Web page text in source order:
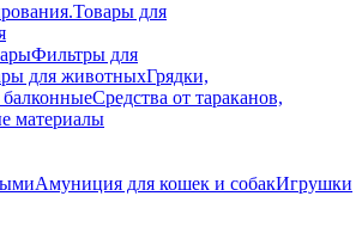
Товары для
Фильтры для
для животныхГрядки,
Средства от тараканов,
материалы
Амуниция для кошек и собакИгрушки